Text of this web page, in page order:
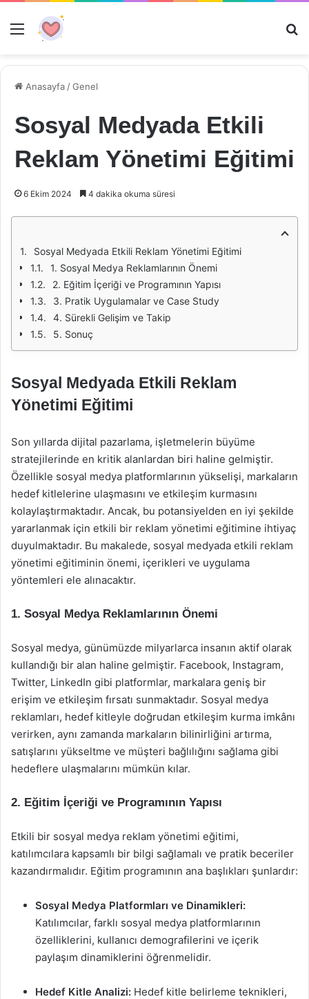
Menü
Anasayfa /Genel
Sosyal Medyada Etkili
Reklam Yönetimi Eğitimi
6 Ekim 2024 4 dakika okuma süresi
Sosyal Medyada Etkili Reklam Yönetimi Eğitimi
1. Sosyal Medya Reklamlarının Önemi
2. Eğitim İçeriği ve Programının Yapısı
3. Pratik Uygulamalar ve Case Study
4. Sürekli Gelişim ve Takip
5. Sonuç
Sosyal Medyada Etkili Reklam
Yönetimi Eğitimi
Son yıllarda dijital pazarlama, işletmelerin büyüme
stratejilerinde en kritik alanlardan biri haline gelmiştir.
Özellikle sosyal medya platformlarının yükselişi, markaların
hedef kitlelerine ulaşmasını ve etkileşim kurmasını
kolaylaştırmaktadır. Ancak, bu potansiyelden en iyi şekilde
yararlanmak için etkili bir reklam yönetimi eğitimine ihtiyaç
duyulmaktadır. Bu makalede, sosyal medyada etkili reklam
yönetimi eğitiminin önemi, içerikleri ve uygulama
yöntemleri ele alınacaktır.
1. Sosyal Medya Reklamlarının Önemi
Sosyal medya, günümüzde milyarlarca insanın aktif olarak
kullandığı bir alan haline gelmiştir. Facebook, Instagram,
Twitter, LinkedIn gibi platformlar, markalara geniş bir
erişim ve etkileşim fırsatı sunmaktadır. Sosyal medya
reklamları, hedef kitleyle doğrudan etkileşim kurma imkânı
verirken, aynı zamanda markaların bilinirliğini artırma,
satışlarını yükseltme ve müşteri bağlılığını sağlama gibi
hedeflere ulaşmalarını mümkün kılar.
2. Eğitim İçeriği ve Programının Yapısı
Etkili bir sosyal medya reklam yönetimi eğitimi,
katılımcılara kapsamlı bir bilgi sağlamalı ve pratik beceriler
kazandırmalıdır. Eğitim programının ana başlıkları şunlardır:
Sosyal Medya Platformları ve Dinamikleri:
Katılımcılar, farklı sosyal medya platformlarının
özelliklerini, kullanıcı demografilerini ve içerik
paylaşım dinamiklerini öğrenmelidir.
Hedef Kitle Analizi: Hedef kitle belirleme teknikleri,